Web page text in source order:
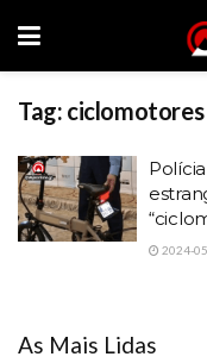
Tag: ciclomotores
2024-
As Mais Lidas